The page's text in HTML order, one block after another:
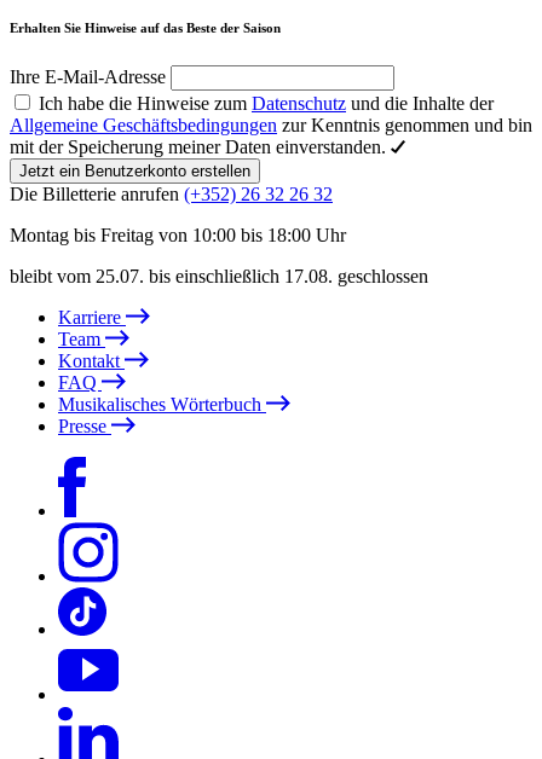
Erhalten Sie Hinweise auf das Beste der Saison
Ihre E-Mail-Adresse
Ich habe die Hinweise zum Datenschutz und die Inhalte der
Allgemeine Geschäftsbedingungen zur Kenntnis genommen und bin
mit der Speicherung meiner Daten einverstanden.
Jetzt ein Benutzerkonto erstellen
Die Billetterie anrufen (+352) 26 32 26 32
Montag bis Freitag von 10:00 bis 18:00 Uhr
bleibt vom 25.07. bis einschließlich 17.08. geschlossen
Karriere
Team
Kontakt
FAQ
Musikalisches Wörterbuch
Presse